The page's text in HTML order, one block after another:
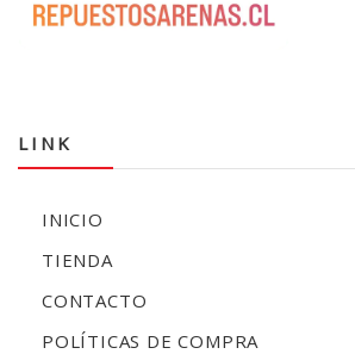
LINK
INICIO
TIENDA
CONTACTO
POLÍTICAS DE COMPRA